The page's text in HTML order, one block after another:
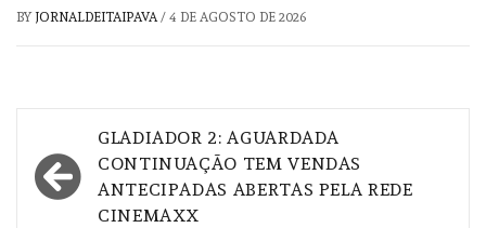
BY JORNALDEITAIPAVA / 4 DE AGOSTO DE 2026
Navegação
de
Post
GLADIADOR 2: AGUARDADA
CONTINUAÇÃO TEM VENDAS
ANTECIPADAS ABERTAS PELA REDE
CINEMAXX